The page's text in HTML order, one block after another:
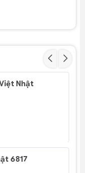
Nhật
6817